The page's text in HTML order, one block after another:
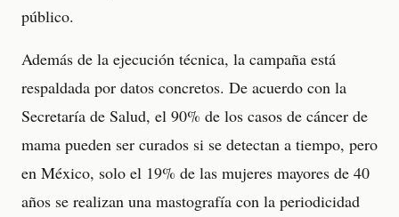
público.
Además de la ejecución técnica, la campaña está
respaldada por datos concretos. De acuerdo con la
Secretaría de Salud, el 90% de los casos de cáncer de
mama pueden ser curados si se detectan a tiempo, pero
en México, solo el 19% de las mujeres mayores de 40
años se realizan una mastografía con la periodicidad